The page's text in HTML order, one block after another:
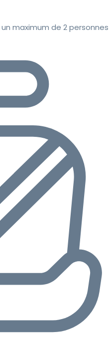
maximum de 2 personnes